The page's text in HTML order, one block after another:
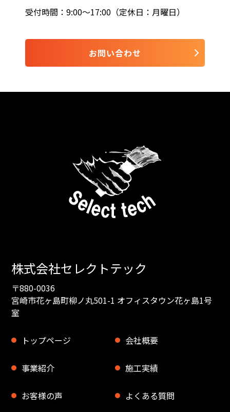
受付時間：9:00〜17:00（定休日：月曜日）
お問い合わせ
株式会社セレクトテック
〒880-0036
宮崎市花ヶ島町柳ノ丸501-1 オフィスタウン花ヶ島1号
室
トップページ 会社概要
事業紹介 施工実績
お客様の声 よくある質問